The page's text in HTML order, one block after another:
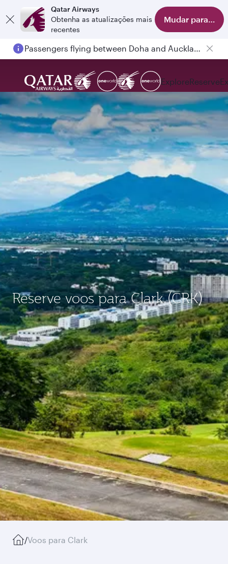
Qatar Airways
Obtenha as atualizações mais
recentes
Mudar para o
Passengers flying between Doha and Auckland on QR914 and QR915
ExploreReserve
Reserve voos para Clark (CRK)
/Voos para Clark